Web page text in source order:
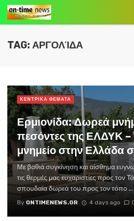
TAG: ΑΡΓΟΛΊΔΑ
Ερμιονίδα: Δωρεά
πεσόντες της ΕΛΔΥΚ
μνημείο στην Ελλάδα
Με βαθιά συγκίνηση και αίσθημα
τις θερμές μας ευχαριστίες προς τον
σπουδαία δωρεά του προς τον τόπο ...
By ONTIMENEWS.GR 4 days ago
ΚΕΝΤΡΙΚΑ ΘΕΜΑΤΑ